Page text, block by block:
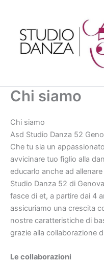
contenuto
Chi siamo
Chi siamo
Asd Studio Danza 52
Che tu sia un
avvicinare tuo figlio alla
educarlo anche ad
Studio Danza 52 di
fasce di et, a partire dai 4
assicuriamo una crescita
nostre caratteristiche di
grazie alla collaborazione
Le collaborazioni